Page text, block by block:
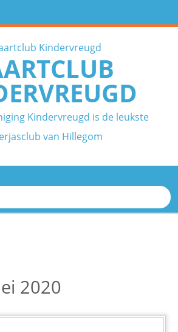
Kindervreugd is de leukste
van Hillegom
knop
2020